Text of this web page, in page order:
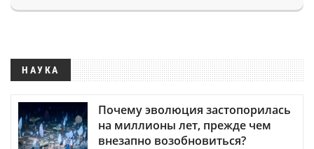
НАУКА
Почему эволюция застопорилась
на миллионы лет, прежде чем
внезапно возобновиться?